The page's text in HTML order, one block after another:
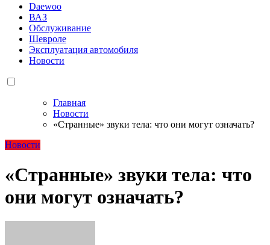
Daewoo
ВАЗ
Обслуживание
Шевроле
Эксплуатация автомобиля
Новости
Главная
Новости
«Странные» звуки тела: что они могут означать?
Новости
«Странные» звуки тела: что
они могут означать?